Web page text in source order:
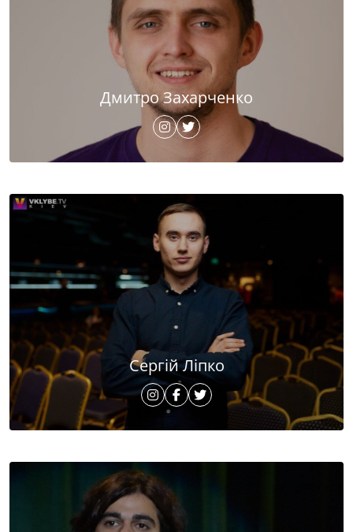
Дмитро Захарченко
Сергій Ліпко